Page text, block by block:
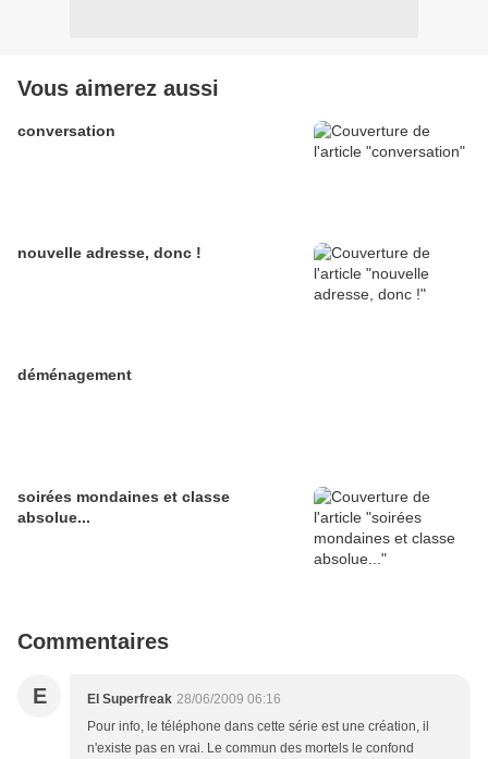
Vous aimerez aussi
conversation
nouvelle adresse, donc !
déménagement
soirées mondaines et classe
absolue...
Commentaires
E El Superfreak 28/06/2009 06:16
Pour info, le téléphone dans cette série est une création, il
n'existe pas en vrai. Le commun des mortels le confond